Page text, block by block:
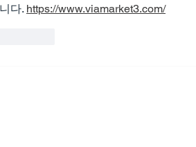
다. https://www.viamarket3.com/